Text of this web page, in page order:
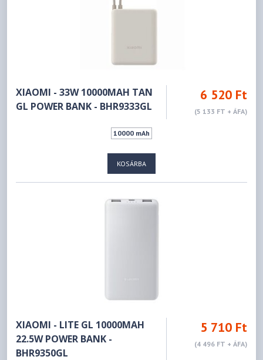
XIAOMI - 33W 10000MAH TAN
GL POWER BANK - BHR9333GL
6 520 Ft
(5 133 FT + ÁFA)
10000 mAh
KOSÁRBA
XIAOMI - LITE GL 10000MAH
22.5W POWER BANK -
BHR9350GL
5 710 Ft
(4 496 FT + ÁFA)